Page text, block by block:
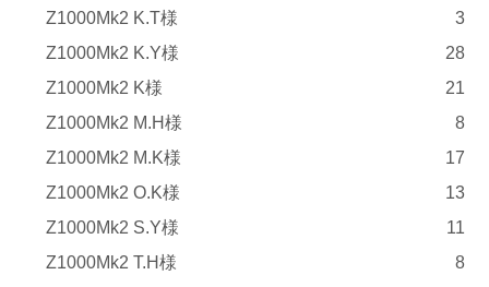
Z1000Mk2 K.T様
3
Z1000Mk2 K.Y様
28
Z1000Mk2 K様
21
Z1000Mk2 M.H様
8
Z1000Mk2 M.K様
17
Z1000Mk2 O.K様
13
Z1000Mk2 S.Y様
11
Z1000Mk2 T.H様
8